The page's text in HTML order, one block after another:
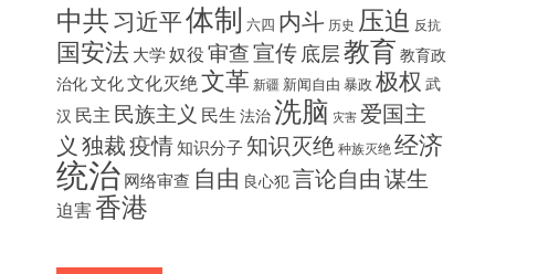
中共习近平体制 六四 内斗 历史 压迫 反抗
国安法 大学 奴役 审查宣传底层教育 教育政
治化文化文化灭绝文革 新疆 新闻自由 暴政 极权 武
汉 民主 民族主义 民生 法治洗脑 灾害 爱国主
义 独裁疫情知识分子 知识灭绝 种族灭绝 经济
统治 网络审查 自由 良心犯言论自由 谋生
迫害香港